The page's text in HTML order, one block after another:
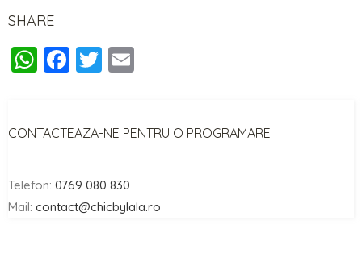
SHARE
W
s
A
p
p
F
e
o
o
T
er l
CONTACTEAZA-NE PENTRU O PROGRAMARE
Telefon: 0769 080 830
Mail: contact@chicbylala.ro